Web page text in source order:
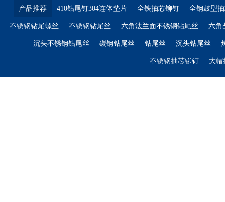
产品推荐
410钻尾钉304连体垫片 全铁抽芯铆钉 全钢鼓型
不锈钢钻尾螺丝 不锈钢钻尾丝 六角法兰面不锈钢钻尾丝 六角
沉头不锈钢钻尾丝 碳钢钻尾丝 钻尾丝 沉头钻尾丝
不锈钢抽芯铆钉 大帽